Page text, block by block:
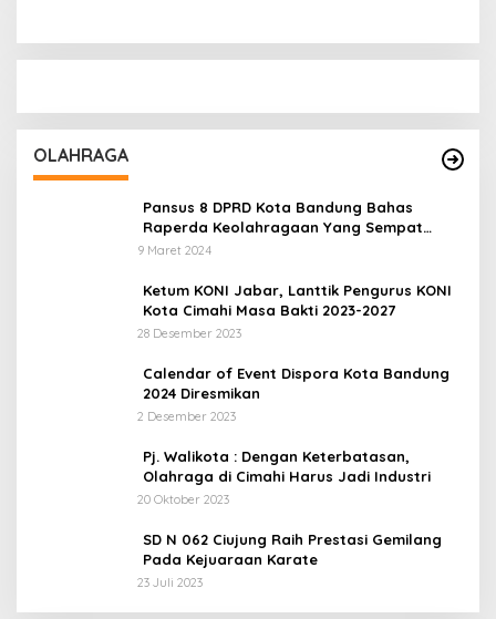
OLAHRAGA
Pansus 8 DPRD Kota Bandung Bahas
Raperda Keolahragaan Yang Sempat
Tertunda
9 Maret 2024
Ketum KONI Jabar, Lanttik Pengurus KONI
Kota Cimahi Masa Bakti 2023-2027
28 Desember 2023
Calendar of Event Dispora Kota Bandung
2024 Diresmikan
2 Desember 2023
Pj. Walikota : Dengan Keterbatasan,
Olahraga di Cimahi Harus Jadi Industri
20 Oktober 2023
SD N 062 Ciujung Raih Prestasi Gemilang
Pada Kejuaraan Karate
23 Juli 2023